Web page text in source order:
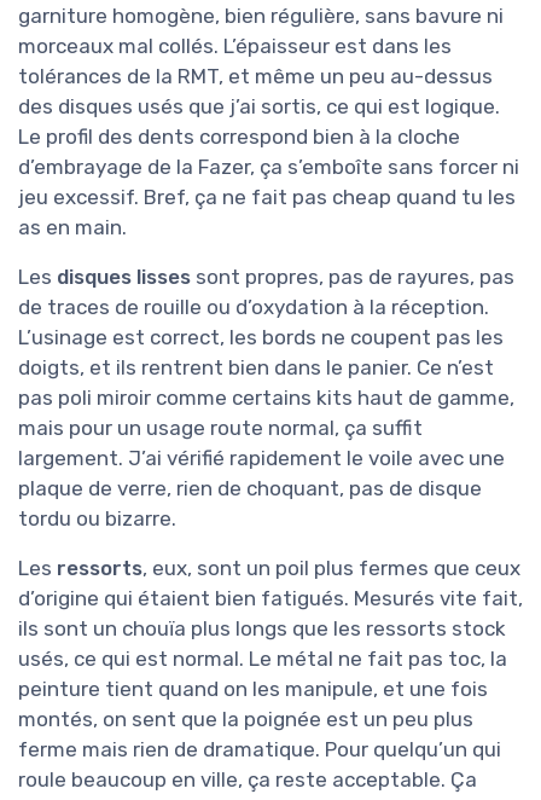
garniture homogène, bien régulière, sans bavure ni
morceaux mal collés. L’épaisseur est dans les
tolérances de la RMT, et même un peu au-dessus
des disques usés que j’ai sortis, ce qui est logique.
Le profil des dents correspond bien à la cloche
d’embrayage de la Fazer, ça s’emboîte sans forcer ni
jeu excessif. Bref, ça ne fait pas cheap quand tu les
as en main.
Les disques lisses sont propres, pas de rayures, pas
de traces de rouille ou d’oxydation à la réception.
L’usinage est correct, les bords ne coupent pas les
doigts, et ils rentrent bien dans le panier. Ce n’est
pas poli miroir comme certains kits haut de gamme,
mais pour un usage route normal, ça suffit
largement. J’ai vérifié rapidement le voile avec une
plaque de verre, rien de choquant, pas de disque
tordu ou bizarre.
Les ressorts, eux, sont un poil plus fermes que ceux
d’origine qui étaient bien fatigués. Mesurés vite fait,
ils sont un chouïa plus longs que les ressorts stock
usés, ce qui est normal. Le métal ne fait pas toc, la
peinture tient quand on les manipule, et une fois
montés, on sent que la poignée est un peu plus
ferme mais rien de dramatique. Pour quelqu’un qui
roule beaucoup en ville, ça reste acceptable. Ça